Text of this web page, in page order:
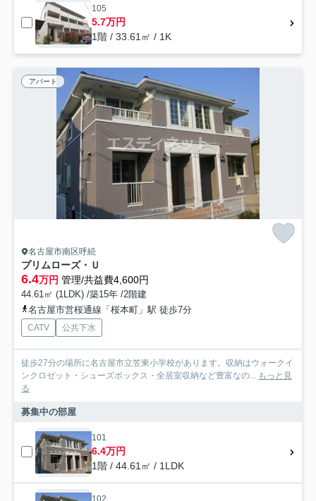
105
5.7万円
1階 / 33.61㎡ / 1K
アパート
名古屋市南区呼続
プリムローズ・Ｕ
6.4万円 管理/共益費4,600円
44.61㎡ (1LDK) /築15年 /2階建
名古屋市営桜通線「桜本町」駅 徒歩7分
CATV 公共下水
徒歩27分の場所に名古屋市立笠東小学校があります。収納はウォークイ
ンクロゼット・シューズボックス・全居室収納など豊富なの... もっと見
る
募集中の部屋
101
6.4万円
1階 / 44.61㎡ / 1LDK
102